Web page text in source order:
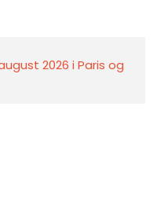
2026 i Paris og